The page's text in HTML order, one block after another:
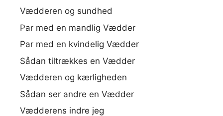
Vædderen og sundhed
Par med en mandlig Vædder
Par med en kvindelig Vædder
Sådan tiltrækkes en Vædder
Vædderen og kærligheden
Sådan ser andre en Vædder
Vædderens indre jeg